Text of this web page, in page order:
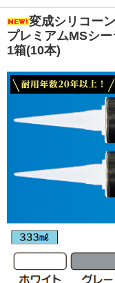
変成シリコー
プレミアムMSシ
1箱(10本)